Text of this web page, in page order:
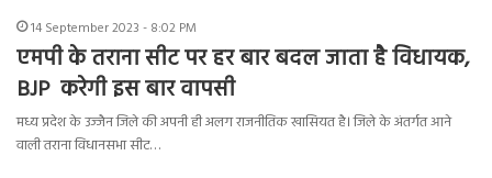
14 September 2023 - 8:02 PM
एमपी के तराना सीट पर हर बार बदल जाता है विधायक,
BJP करेगी इस बार वापसी
मध्य प्रदेश के उज्जैन जिले की अपनी ही अलग राजनीतिक खासियत है। जिले के अंतर्गत आने
वाली तराना विधानसभा सीट…